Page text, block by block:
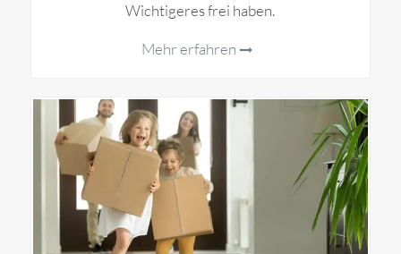
Wichtigeres frei haben.
Mehr erfahren